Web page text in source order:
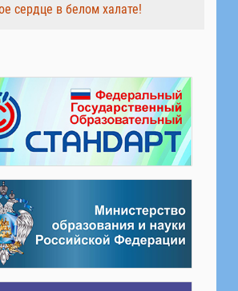
сердце в белом халате!